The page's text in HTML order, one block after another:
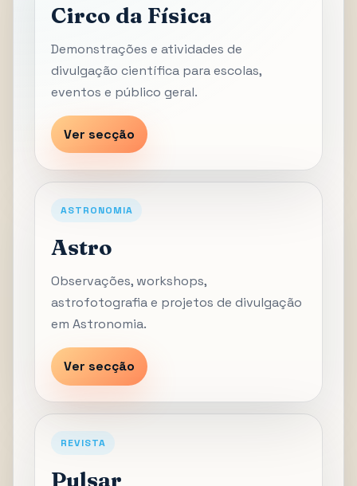
Circo da Física
Demonstrações e atividades de
divulgação científica para escolas,
eventos e público geral.
Ver secção
ASTRONOMIA
Astro
Observações, workshops,
astrofotografia e projetos de divulgação
em Astronomia.
Ver secção
REVISTA
Pulsar